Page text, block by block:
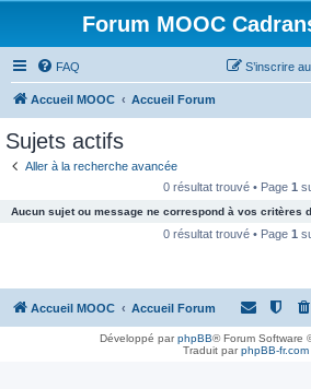
Forum MOOC
FAQ S’inscrire
Accueil MOOC Accueil Forum
Sujets actifs
Aller à la recherche avancée
0 résultat trouvé • Page 1
Aucun sujet ou message ne correspond à vos critères
0 résultat trouvé • Page 1
Accueil MOOC Accueil Forum
Développé parphpBB® Forum Software
Traduit parphpBB-fr.com